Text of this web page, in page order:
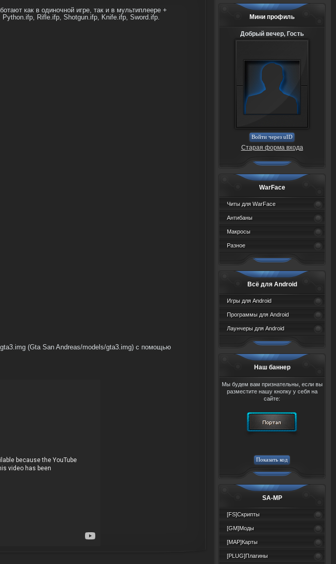
Мини профиль
Добрый вечер, Гость
Войти через uID
Старая форма входа
WarFace
Читы для WarFace
Антибаны
Макросы
Разное
Всё для Android
Игры для Android
Программы для Android
Лаунчеры для Android
Наш баннер
Мы будем вам признательны, если вы
разместите нашу кнопку у себя на
сайте:
SA-MP
[FS]Скрипты
[GM]Моды
[MAP]Карты
[PLUG]Плагины
как в одиночной игре, так и в мультиплеере +
Rifle.ifp, Shotgun.ifp, Knife.ifp, Sword.ifp.
(Gta San Andreas/models/gta3.img) с помощью